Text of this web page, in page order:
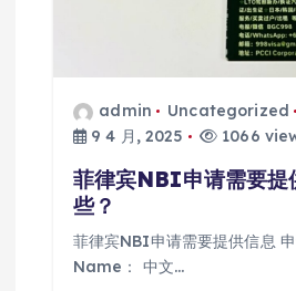
admin
Uncategorized
9 4 月, 2025
1066
菲律宾NBI申请需要提
些？
菲律宾NBI申请需要提供信息
Name： 中文…